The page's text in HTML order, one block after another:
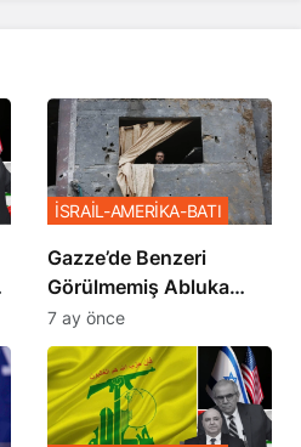
​​​​​​​Gazze’de Benzeri
Görülmemiş Abluka
Planı
İSRAİL-AMERİKA-BATI
7 ay önce